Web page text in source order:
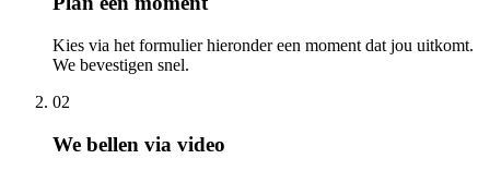
Kies via het formulier hieronder een moment dat jou uitkomt.
We bevestigen snel.
02
We bellen via video